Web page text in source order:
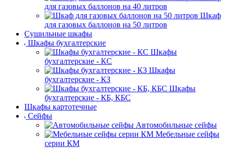
для газовых баллонов на 40 литров
Шкаф
для газовых баллонов на 50 литров
Сушильные шкафы
Шкафы бухгалтерские
Шкафы
бухгалтерские - КС
Шкафы
бухгалтерские - КЗ
Шкафы
бухгалтерские - КБ, КБС
Шкафы картотечные
Сейфы
Автомобильные сейфы
Мебельные сейфы
серии КМ